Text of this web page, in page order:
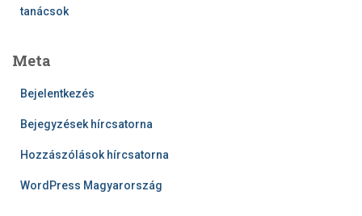
tanácsok
Meta
Bejelentkezés
Bejegyzések hírcsatorna
Hozzászólások hírcsatorna
WordPress Magyarország